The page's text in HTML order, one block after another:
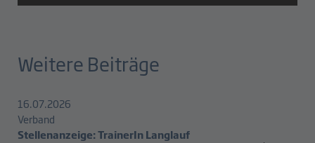
Weitere Beiträge
16.07.2026
Verband
Stellenanzeige: TrainerIn Langlauf